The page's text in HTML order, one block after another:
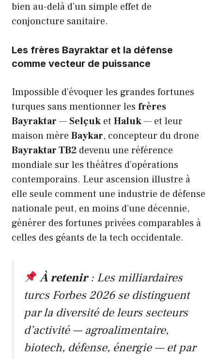
bien au-delà d’un simple effet de
conjoncture sanitaire.
Les frères Bayraktar et la défense
comme vecteur de puissance
Impossible d’évoquer les grandes fortunes
turques sans mentionner les frères
Bayraktar — Selçuk et Haluk— et leur
maison mère Baykar, concepteur du drone
Bayraktar TB2 devenu une référence
mondiale sur les théâtres d’opérations
contemporains. Leur ascension illustre à
elle seule comment une industrie de défense
nationale peut, en moins d’une décennie,
générer des fortunes privées comparables à
celles des géants de la tech occidentale.
À retenir: Les milliardaires
turcs Forbes 2026 se distinguent
par la diversité de leurs secteurs
d’activité — agroalimentaire,
biotech, défense, énergie — et par